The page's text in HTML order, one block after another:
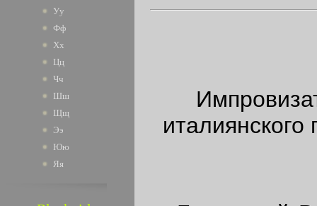
Уу
Фф
Хх
Цц
Чч
Шш
Щщ
Ээ
Юю
Яя
италиянского